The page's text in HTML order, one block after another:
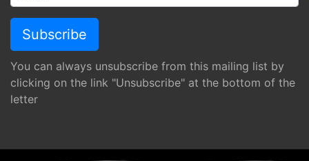
You can always unsubscribe from this mailing list by
clicking on the link "Unsubscribe" at the bottom of the
letter